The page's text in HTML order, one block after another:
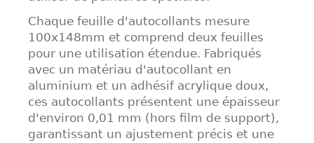
Chaque feuille d'autocollants mesure
100x148mm et comprend deux feuilles
pour une utilisation étendue. Fabriqués
avec un matériau d'autocollant en
aluminium et un adhésif acrylique doux,
ces autocollants présentent une épaisseur
d'environ 0,01 mm (hors film de support),
garantissant un ajustement précis et une